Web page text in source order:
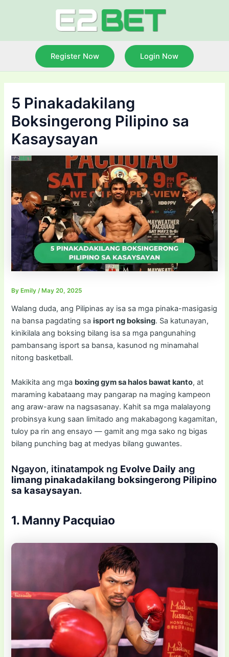
Register Now Login Now
5 Pinakadakilang
Boksingerong Pilipino sa
Kasaysayan
ByEmily /May 20, 2025
Walang duda, ang Pilipinas ay isa sa mga pinaka-masigasig
na bansa pagdating saisport ng boksing. Sa katunayan,
kinikilala ang boksing bilang isa sa mga pangunahing
pambansang isport sa bansa, kasunod ng minamahal
nitong basketball.
Makikita ang mga boxing gym sa halos bawat kanto, at
maraming kabataang may pangarap na maging kampeon
ang araw-araw na nagsasanay. Kahit sa mga malalayong
probinsya kung saan limitado ang makabagong kagamitan,
tuloy pa rin ang ensayo — gamit ang mga sako ng bigas
bilang punching bag at medyas bilang guwantes.
Ngayon, itinatampok ng Evolve Daily ang
limang pinakadakilang boksingerong Pilipino
sa kasaysayan.
1. Manny Pacquiao